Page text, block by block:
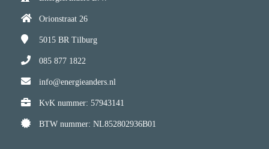
Orionstraat 26
5015 BR Tilburg
085 877 1822
info@energieanders.nl
KvK nummer: 57943141
BTW nummer: NL852802936B01